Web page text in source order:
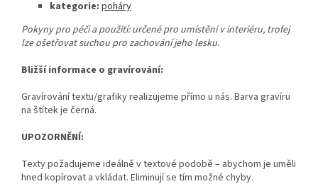
kategorie: poháry
Pokyny pro péči a použití: určené pro umístění v interiéru, trofej
lze ošetřovat suchou pro zachování jeho lesku.
Bližší informace o gravírování:
Gravírování textu/grafiky realizujeme přímo u nás. Barva gravíru
na štítek je černá.
UPOZORNĚNÍ:
Texty požadujeme ideálně v textové podobě – abychom je uměli
hned kopírovat a vkládat. Eliminují se tím možné chyby.